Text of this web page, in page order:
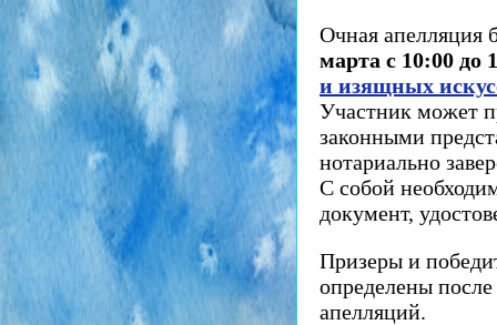
Очная апелляция
марта с 10:00 до
и изящных
Участник может
законными
нотариально
С собой
документ,
Призеры и
определены
апелляций.